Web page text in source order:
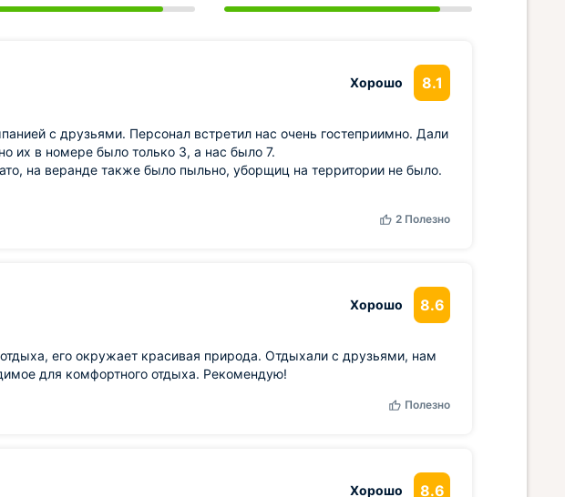
Хорошо 8.1
с друзьями. Персонал встретил нас очень гостеприимно. Дали
их в номере было только 3, а нас было 7.
на веранде также было пыльно, уборщиц на территории не было.
2 Полезно
Хорошо 8.6
его окружает красивая природа. Отдыхали с друзьями, нам
для комфортного отдыха. Рекомендую!
Полезно
Хорошо 8.6